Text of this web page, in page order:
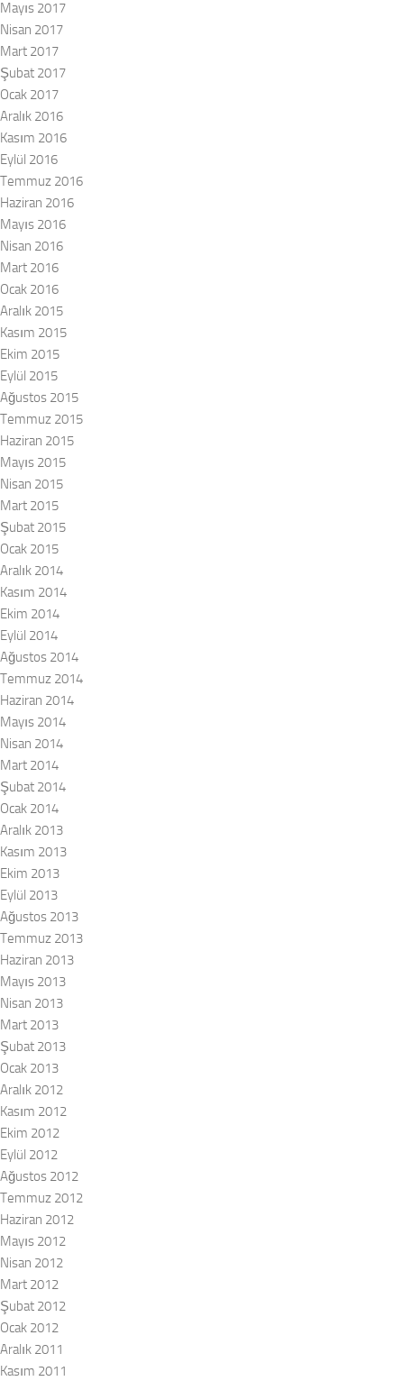
Mayıs 2017
Nisan 2017
Mart 2017
Şubat 2017
Ocak 2017
Aralık 2016
Kasım 2016
Eylül 2016
Temmuz 2016
Haziran 2016
Mayıs 2016
Nisan 2016
Mart 2016
Ocak 2016
Aralık 2015
Kasım 2015
Ekim 2015
Eylül 2015
Ağustos 2015
Temmuz 2015
Haziran 2015
Mayıs 2015
Nisan 2015
Mart 2015
Şubat 2015
Ocak 2015
Aralık 2014
Kasım 2014
Ekim 2014
Eylül 2014
Ağustos 2014
Temmuz 2014
Haziran 2014
Mayıs 2014
Nisan 2014
Mart 2014
Şubat 2014
Ocak 2014
Aralık 2013
Kasım 2013
Ekim 2013
Eylül 2013
Ağustos 2013
Temmuz 2013
Haziran 2013
Mayıs 2013
Nisan 2013
Mart 2013
Şubat 2013
Ocak 2013
Aralık 2012
Kasım 2012
Ekim 2012
Eylül 2012
Ağustos 2012
Temmuz 2012
Haziran 2012
Mayıs 2012
Nisan 2012
Mart 2012
Şubat 2012
Ocak 2012
Aralık 2011
Kasım 2011